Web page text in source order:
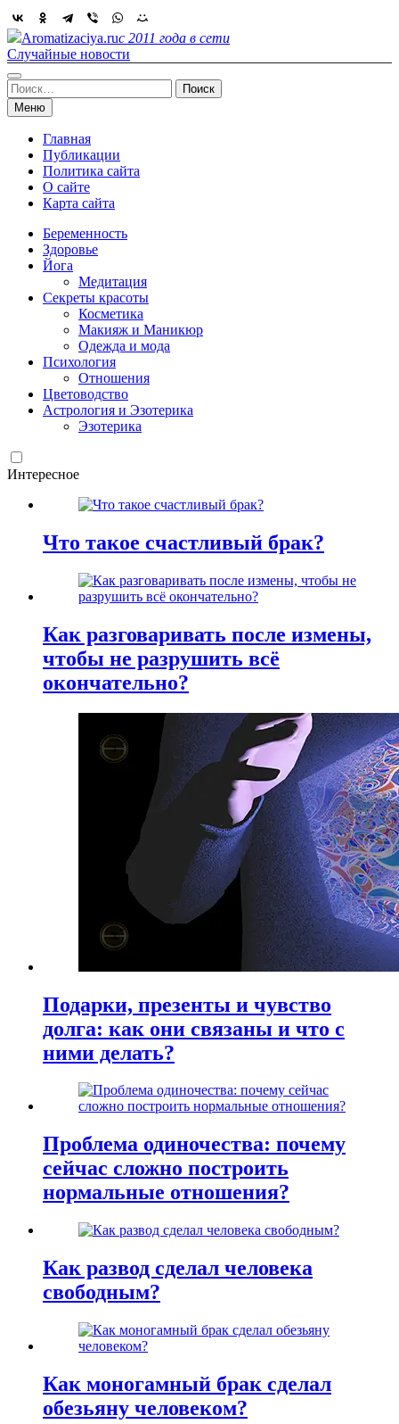
Skip
to
content
Aromatizaciya.ruс 2011 года в сети
Случайные новости
Найти:
Меню
Главная
Публикации
Политика сайта
О сайте
Карта сайта
Беременность
Здоровье
Йога
Медитация
Секреты красоты
Косметика
Макияж и Маникюр
Одежда и мода
Психология
Отношения
Цветоводство
Астрология и Эзотерика
Эзотерика
Интересное
Что такое счастливый брак?
Как разговаривать после измены,
чтобы не разрушить всё
окончательно?
Подарки, презенты и чувство
долга: как они связаны и что с
ними делать?
Проблема одиночества: почему
сейчас сложно построить
нормальные отношения?
Как развод сделал человека
свободным?
Как моногамный брак сделал
обезьяну человеком?